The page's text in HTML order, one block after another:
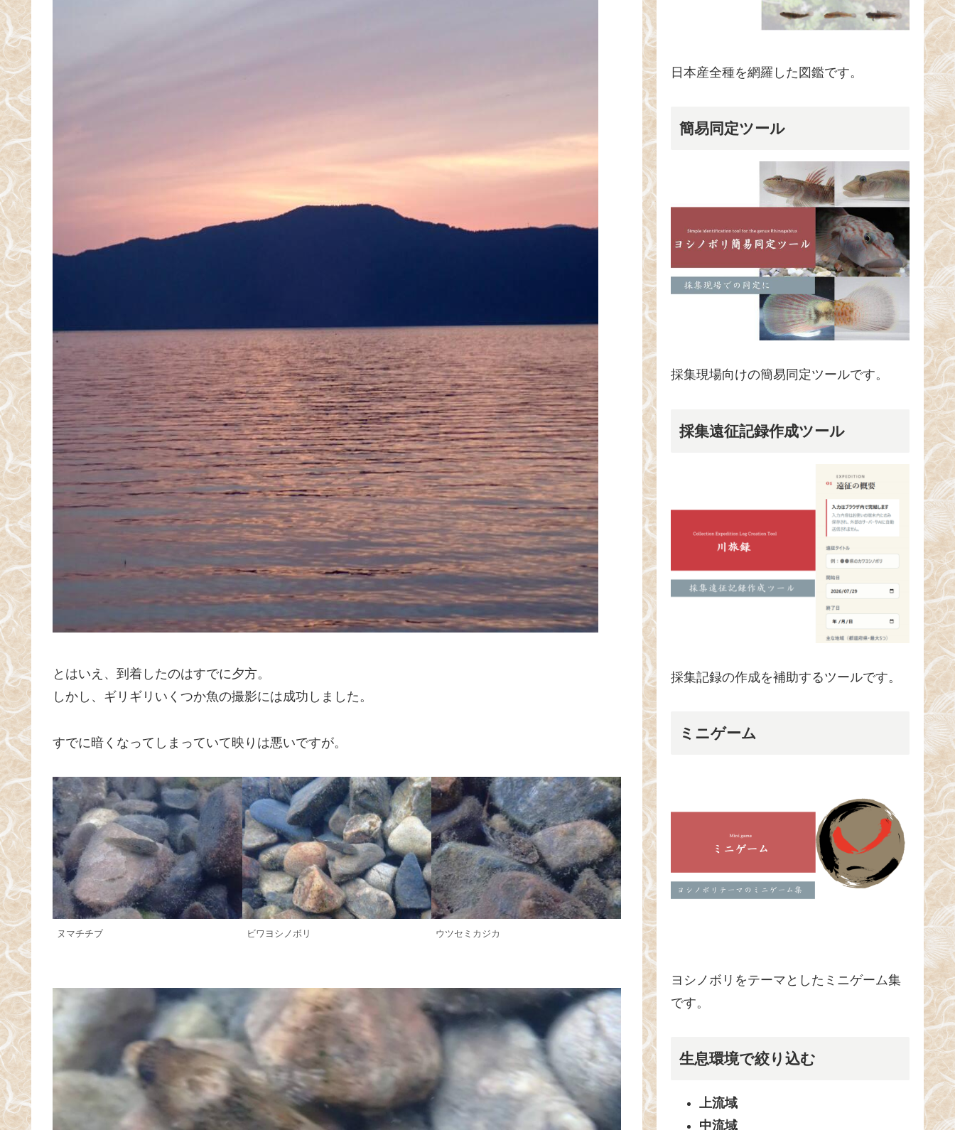
とはいえ、到着したのはすでに夕方。
しかし、ギリギリいくつか魚の撮影には成功しました。
すでに暗くなってしまっていて映りは悪いですが。
ヌマチチブ ビワヨシノボリ ウツセミカジカ
日本産全種を網羅した図鑑です。
簡易同定ツール
採集現場向けの簡易同定ツールです。
採集遠征記録作成ツール
採集記録の作成を補助するツールです。
ミニゲーム
ヨシノボリをテーマとしたミニゲーム集
です。
生息環境で絞り込む
上流域
中流域